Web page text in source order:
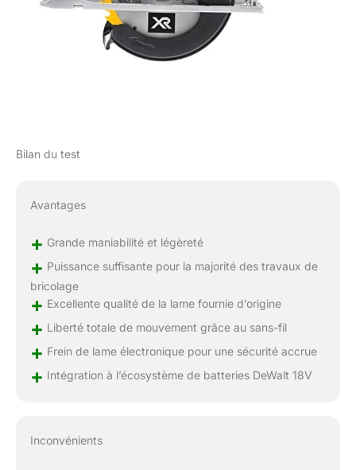
Bilan du test
Avantages
+ Grande maniabilité et légèreté
+ Puissance suffisante pour la majorité des travaux de
bricolage
+ Excellente qualité de la lame fournie d’origine
+ Liberté totale de mouvement grâce au sans-fil
+ Frein de lame électronique pour une sécurité accrue
+ Intégration à l’écosystème de batteries DeWalt 18V
Inconvénients